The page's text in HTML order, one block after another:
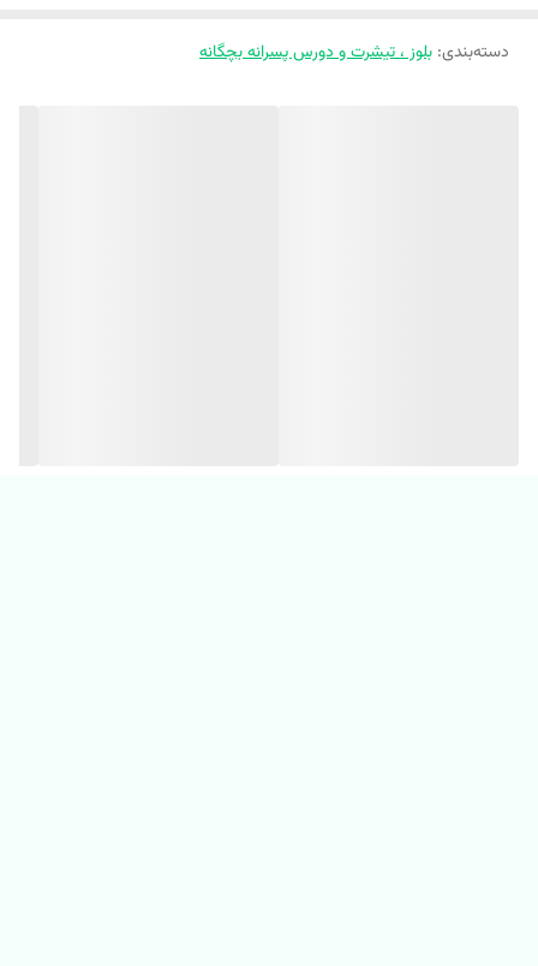
دسته‌بندی: بلوز ، تیشرت و دورس پسرانه بچگانه